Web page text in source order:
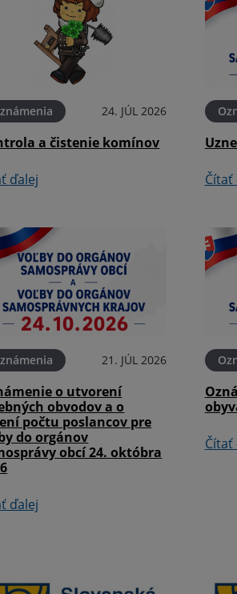
24. JÚL 2026
a čistenie komínov
ďalej Čítať
21. JÚL 2026
o utvorení
obvodov a o
počtu poslancov pre
do orgánov
obcí 24. októbra
ďalej
Čítať